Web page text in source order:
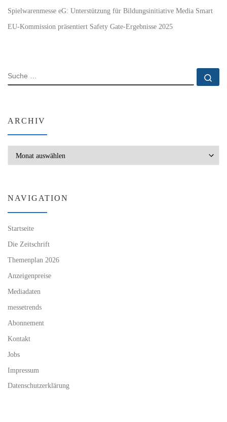
Spielwarenmesse eG: Unterstützung für Bildungsinitiative Media Smart
EU-Kommission präsentiert Safety Gate-Ergebnisse 2025
SUCHE
ARCHIV
NAVIGATION
Startseite
Die Zeitschrift
Themenplan 2026
Anzeigenpreise
Mediadaten
messetrends
Abonnement
Kontakt
Jobs
Impressum
Datenschutzerklärung